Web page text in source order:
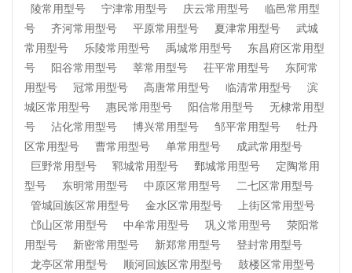
陵常用型号
宁津常用型号 庆云常用型号
临邑常用型
号
齐河常用型号 平原常用型号 夏津常用型号
武城
常用型号
乐陵常用型号 禹城常用型号
东昌府区常用型
号
阳谷常用型号 莘常用型号 茌平常用型号
东阿常
用型号
冠常用型号 高唐常用型号 临清常用型号
滨
城区常用型号
惠民常用型号 阳信常用型号
无棣常用型
号
沾化常用型号 博兴常用型号 邹平常用型号
牡丹
区常用型号
曹常用型号 单常用型号
成武常用型号
巨野常用型号
郓城常用型号 鄄城常用型号
定陶常用
型号
东明常用型号 中原区常用型号
二七区常用型号
管城回族区常用型号
金水区常用型号
上街区常用型号
邙山区常用型号
中牟常用型号 巩义常用型号
荥阳常
用型号
新密常用型号 新郑常用型号
登封常用型号
龙亭区常用型号
顺河回族区常用型号
鼓楼区常用型号